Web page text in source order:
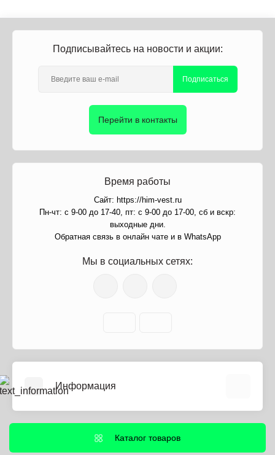
Подписывайтесь на новости и акции:
Подписаться
Перейти в контакты
Время работы
Сайт: https://him-vest.ru
Пн-чт: с 9-00 до 17-40, пт: с 9-00 до 17-00, сб и вскр:
выходные дни.
Обратная связь в онлайн чате и в WhatsApp
Мы в социальных сетях:
Информация
Информация о доставкеКаталог товаров